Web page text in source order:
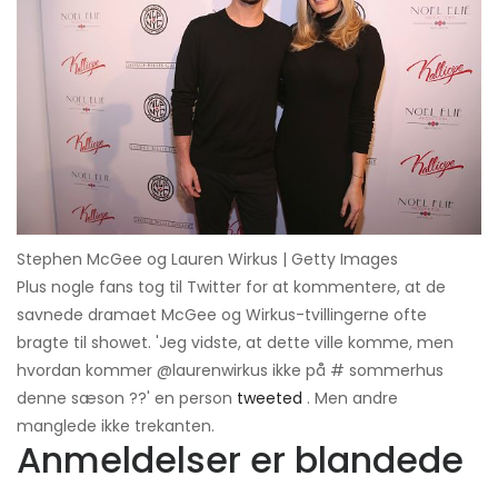
Stephen McGee og Lauren Wirkus | Getty Images
Plus nogle fans tog til Twitter for at kommentere, at de
savnede dramaet McGee og Wirkus-tvillingerne ofte
bragte til showet. 'Jeg vidste, at dette ville komme, men
hvordan kommer @laurenwirkus ikke på # sommerhus
denne sæson ??' en person tweeted . Men andre
manglede ikke trekanten.
Anmeldelser er blandede